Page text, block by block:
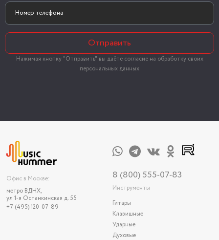
Отправить
Нажимая кнопку "Отправить" вы даёте согласие на обработку своих
персональных данных
Офис в Москве:
метро ВДНХ,
ул 1-я Останкинская д. 55
+7 (495) 120-07-89
8 (800) 555-07-83
Инструменты
Гитары
Клавишные
Ударные
Духовые